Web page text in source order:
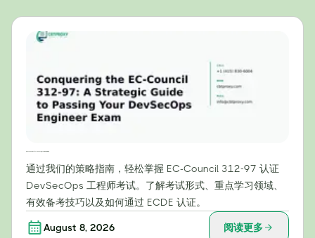
通过我们的策略指南，轻松掌握 EC-Council 312-97 认证
DevSecOps 工程师考试。了解考试形式、重点学习领域、
有效备考技巧以及如何通过 ECDE 认证。
August 8, 2026 阅读更多